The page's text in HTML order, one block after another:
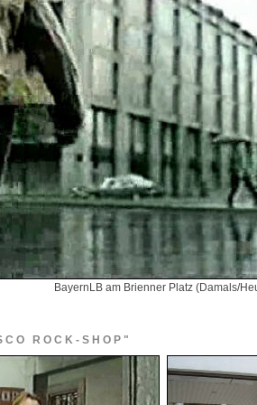
BayernLB am Brienner Platz (Damals/
ROCK-SHOP"